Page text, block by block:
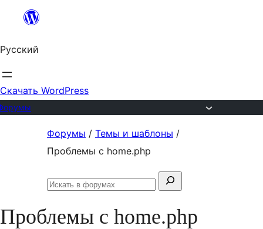
Перейти
содержимому
Русский
Скачать WordPress
Форумы / Темы и шаблоны /
Проблемы с home.php
Поиск:
Искать
форумах
Проблемы с home.php